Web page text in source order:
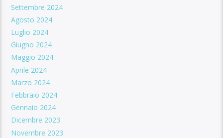
Settembre 2024
Agosto 2024
Luglio 2024
Giugno 2024
Maggio 2024
Aprile 2024
Marzo 2024
Febbraio 2024
Gennaio 2024
Dicembre 2023
Novembre 2023